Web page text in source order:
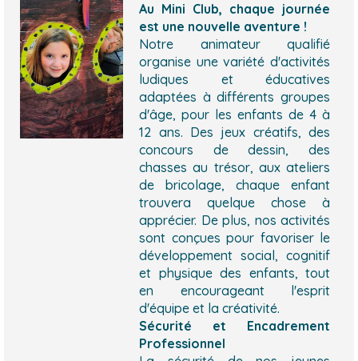
Au Mini Club, chaque journée
est une nouvelle aventure !
Notre animateur qualifié
organise une variété d'activités
ludiques et éducatives
adaptées à différents groupes
d'âge, pour les enfants de 4 à
12 ans. Des jeux créatifs, des
concours de dessin, des
chasses au trésor, aux ateliers
de bricolage, chaque enfant
trouvera quelque chose à
apprécier. De plus, nos activités
sont conçues pour favoriser le
développement social, cognitif
et physique des enfants, tout
en encourageant l'esprit
d'équipe et la créativité.
Sécurité et Encadrement
Professionnel